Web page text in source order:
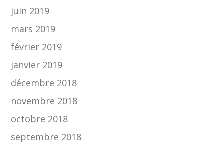
juin 2019
mars 2019
février 2019
janvier 2019
décembre 2018
novembre 2018
octobre 2018
septembre 2018